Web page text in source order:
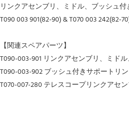
リンクアセンブリ、ミドル、ブッシュ付
T090 003 901(82-90) & T070 003 242(82-
【関連スペアパーツ】
T090-003-901 リンクアセンブリ、ミド
T090-003-902ブッシュ付きサポートリ
T070-007-280 テレスコープリンクアセ